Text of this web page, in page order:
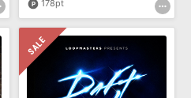
178pt